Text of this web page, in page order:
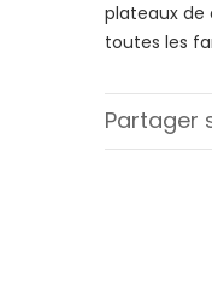
plateaux de
toutes les
Partager